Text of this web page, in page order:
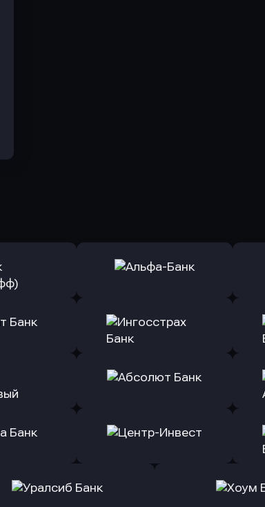
заявку
Оправить заявку
в Альфа-Банк
заявку
Банк
Оправить заявку
заявку
Оправить заявку
заявку